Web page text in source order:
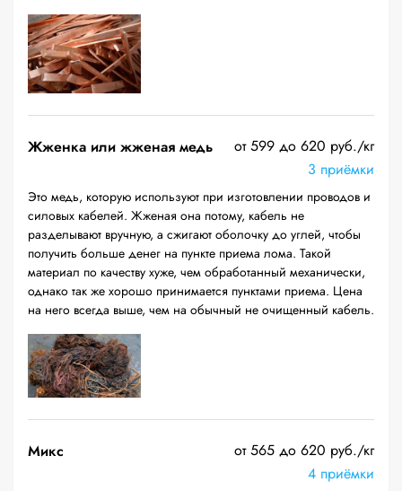
Жженка или жженая медь
от 599 до 620 руб./кг
3 приёмки
Это медь, которую используют при изготовлении проводов и
силовых кабелей. Жженая она потому, кабель не
разделывают вручную, а сжигают оболочку до углей, чтобы
получить больше денег на пункте приема лома. Такой
материал по качеству хуже, чем обработанный механически,
однако так же хорошо принимается пунктами приема. Цена
на него всегда выше, чем на обычный не очищенный кабель.
Микс
от 565 до 620 руб./кг
4 приёмки